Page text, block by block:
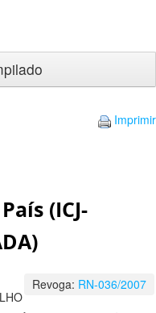
Imprimir
(ICJ-
Revoga: RN-036/2007